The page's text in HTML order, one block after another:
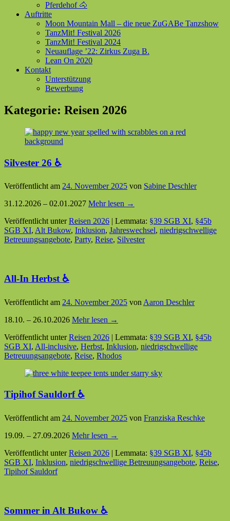
Pferdehof 🐴
Auftritte
Moon Mountain Mall – die neue ZuGABe Tanzshow
TanzMit! Festival 2026
TanzMit! Festival 2024
Neuauflage ’22: Zirkus Zuga B.
Lean On 2020
Kontakt
Unterstützung
Bewerbung
Kategorie: Reisen 2026
Silvester 26 ♿
Veröffentlicht am 24. November 2025 von Sabine Deschler
31.12.2026 – 02.01.2027 Mehr lesen →
Veröffentlicht unterReisen 2026 | Lemmata: §39 SGB XI, §45b
SGB XI, Alt Bukow, Inklusion, Jahreswechsel, niedrigschwellige
Betreuungsangebote, Party, Reise, Silvester
All-In Herbst ♿
Veröffentlicht am 24. November 2025 von Aaron Deschler
18.10. – 26.10.2026 Mehr lesen →
Veröffentlicht unterReisen 2026 | Lemmata: §39 SGB XI, §45b
SGB XI, All-inclusive, Herbst, Inklusion, niedrigschwellige
Betreuungsangebote, Reise, Rhodos
Tipihof Sauldorf ♿
Veröffentlicht am 24. November 2025 von Franziska Reschke
19.09. – 27.09.2026 Mehr lesen →
Veröffentlicht unterReisen 2026 | Lemmata: §39 SGB XI, §45b
SGB XI, Inklusion, niedrigschwellige Betreuungsangebote, Reise,
Tipihof Sauldorf
Sommer in Alt Bukow ♿